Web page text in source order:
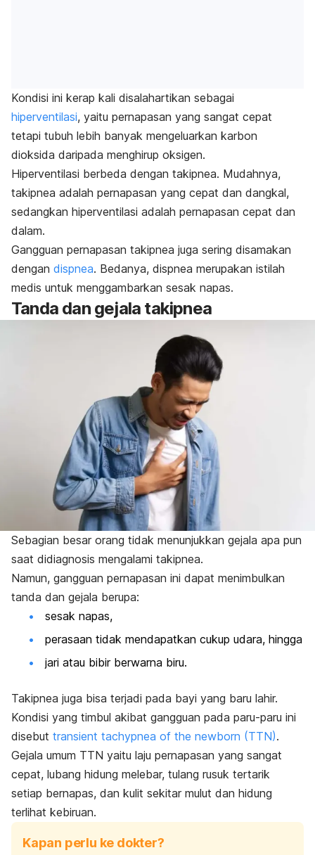
Kondisi ini kerap kali disalahartikan sebagai
hiperventilasi, yaitu pernapasan yang sangat cepat
tetapi tubuh lebih banyak mengeluarkan karbon
dioksida daripada menghirup oksigen.
Hiperventilasi berbeda dengan takipnea. Mudahnya,
takipnea adalah pernapasan yang cepat dan dangkal,
sedangkan hiperventilasi adalah pernapasan cepat dan
dalam.
Gangguan pernapasan takipnea juga sering disamakan
dengan dispnea. Bedanya, dispnea merupakan istilah
medis untuk menggambarkan sesak napas.
Tanda dan gejala takipnea
Sebagian besar orang tidak menunjukkan gejala apa pun
saat didiagnosis mengalami takipnea.
Namun, gangguan pernapasan ini dapat menimbulkan
tanda dan gejala berupa:
sesak napas,
perasaan tidak mendapatkan cukup udara, hingga
jari atau bibir berwarna biru.
Takipnea juga bisa terjadi pada bayi yang baru lahir.
Kondisi yang timbul akibat gangguan pada paru-paru ini
disebut transient tachypnea of the newborn (TTN).
Gejala umum TTN yaitu laju pernapasan yang sangat
cepat, lubang hidung melebar, tulang rusuk tertarik
setiap bernapas, dan kulit sekitar mulut dan hidung
terlihat kebiruan.
Kapan perlu ke dokter?